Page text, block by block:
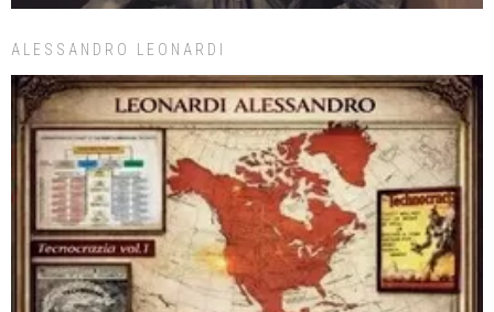
ALESSANDRO LEONARDI